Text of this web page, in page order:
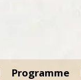
Programme